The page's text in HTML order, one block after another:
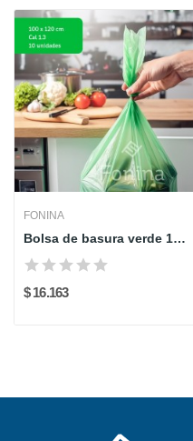
FONINA
Bolsa de basura verde 100x120 cm
$ 16.163